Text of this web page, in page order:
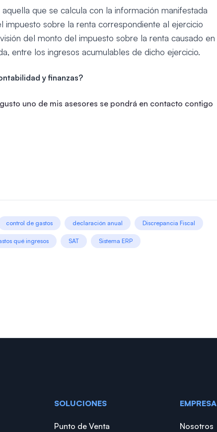
aquella que se calcula con la información manifestada
impuesto sobre la renta correspondiente al ejercicio
del monto del impuesto sobre la renta causado en
entre los ingresos acumulables de dicho ejercicio.
y finanzas?
uno de mis asesores se pondrá en contacto contigo
control de gastos declaración anual Discrepancia Fiscal
qué ingresos SAT Sistema ERP
SOLUCIONES
Punto de Venta
EMPRESA
Nosotros